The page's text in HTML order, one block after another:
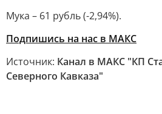
Мука – 61 рубль (-2,94%).
Подпишись на нас в МАКС
Источник: Канал в МАКС "КП
Северного Кавказа"